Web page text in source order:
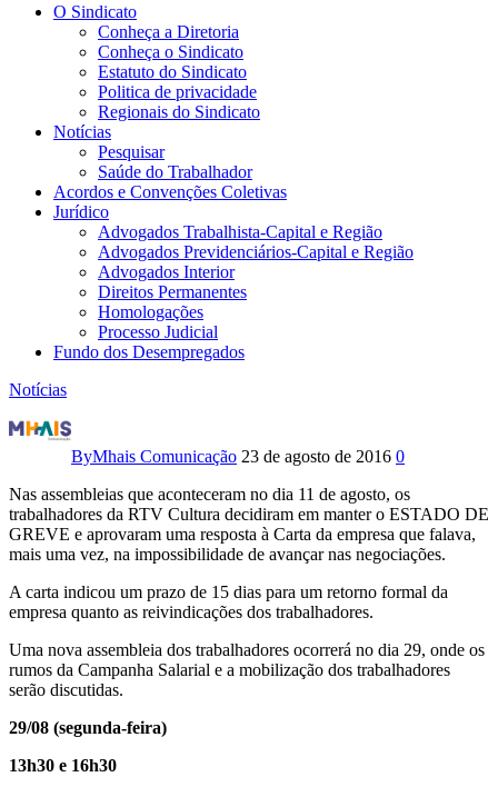
O Sindicato
Conheça a Diretoria
Conheça o Sindicato
Estatuto do Sindicato
Politica de privacidade
Regionais do Sindicato
Notícias
Pesquisar
Saúde do Trabalhador
Acordos e Convenções Coletivas
Jurídico
Advogados Trabalhista-Capital e Região
Advogados Previdenciários-Capital e Região
Advogados Interior
Direitos Permanentes
Homologações
Processo Judicial
Fundo dos Desempregados
Notícias
Assembleias
trabalhadores
da
RTV
Cultura
ByMhais Comunicação 23 de agosto de 2016 0
Nas assembleias que aconteceram no dia 11 de agosto, os
trabalhadores da RTV Cultura decidiram em manter o ESTADO DE
GREVE e aprovaram uma resposta à Carta da empresa que falava,
mais uma vez, na impossibilidade de avançar nas negociações.
A carta indicou um prazo de 15 dias para um retorno formal da
empresa quanto as reivindicações dos trabalhadores.
Uma nova assembleia dos trabalhadores ocorrerá no dia 29, onde os
rumos da Campanha Salarial e a mobilização dos trabalhadores
serão discutidas.
29/08 (segunda-feira)
13h30 e 16h30